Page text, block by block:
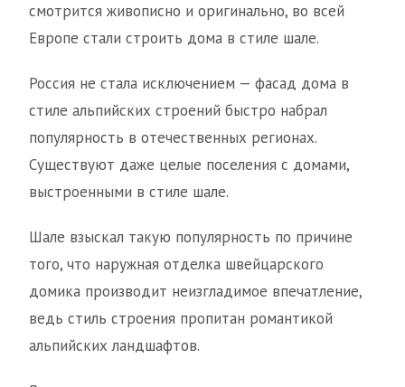
смотрится живописно и оригинально, во всей
Европе стали строить дома в стиле шале.
Россия не стала исключением — фасад дома в
стиле альпийских строений быстро набрал
популярность в отечественных регионах.
Существуют даже целые поселения с домами,
выстроенными в стиле шале.
Шале взыскал такую популярность по причине
того, что наружная отделка швейцарского
домика производит неизгладимое впечатление,
ведь стиль строения пропитан романтикой
альпийских ландшафтов.